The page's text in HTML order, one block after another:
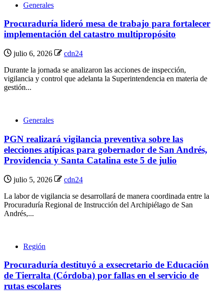
Generales
Procuraduría lideró mesa de trabajo para fortalecer
implementación del catastro multipropósito
julio 6, 2026
cdn24
Durante la jornada se analizaron las acciones de inspección,
vigilancia y control que adelanta la Superintendencia en materia de
gestión...
Generales
PGN realizará vigilancia preventiva sobre las
elecciones atípicas para gobernador de San Andrés,
Providencia y Santa Catalina este 5 de julio
julio 5, 2026
cdn24
La labor de vigilancia se desarrollará de manera coordinada entre la
Procuraduría Regional de Instrucción del Archipiélago de San
Andrés,...
Región
Procuraduría destituyó a exsecretario de Educación
de Tierralta (Córdoba) por fallas en el servicio de
rutas escolares